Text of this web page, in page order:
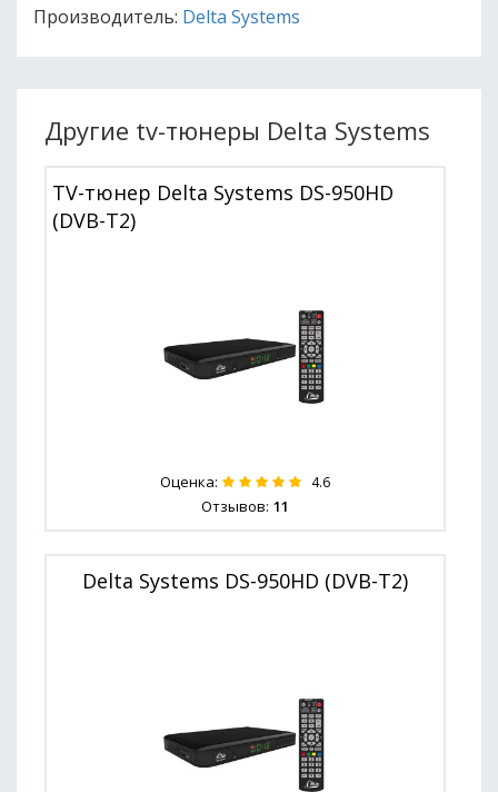
Производитель: Delta Systems
Другие tv-тюнеры Delta Systems
TV-тюнер Delta Systems DS-950HD
(DVB-T2)
Оценка: 4.6
Отзывов: 11
Delta Systems DS-950HD (DVB-T2)